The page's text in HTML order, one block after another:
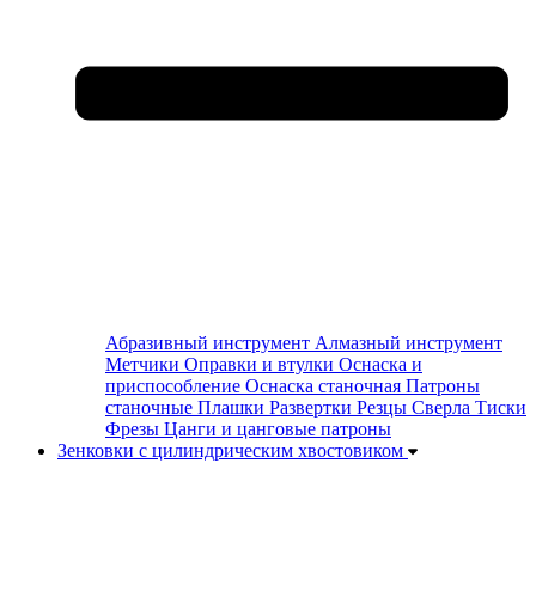
Абразивный инструмент Алмазный инструмент
Метчики Оправки и втулки Оснаска и
приспособление Оснаска станочная Патроны
станочные Плашки Развертки Резцы Сверла Тиски
Фрезы Цанги и цанговые патроны
Зенковки с цилиндрическим хвостовиком